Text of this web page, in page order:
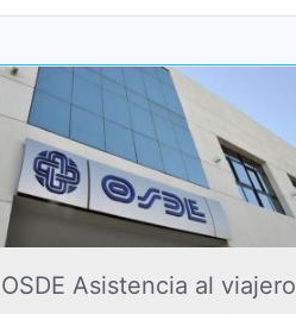
OSDE Asistencia al viajero